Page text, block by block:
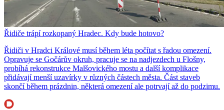
Řidiče trápí rozkopaný Hradec. Kdy bude hotovo?
Řidiči v Hradci Králové musí během léta počítat s řadou omezení.
Opravuje se Gočárův okruh, pracuje se na nadjezdech u Flošny,
probíhá rekonstrukce Malšovického mostu a další komplikace
přidávají menší uzavírky v různých částech města. Část staveb
skončí během prázdnin, některá omezení ale potrvají až do podzimu.